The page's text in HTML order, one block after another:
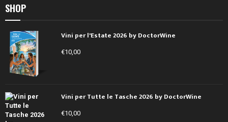
SHOP
Vini per l'Estate 2026 by DoctorWine
€10,00
Vini per Tutte le Tasche 2026 by DoctorWine
€10,00